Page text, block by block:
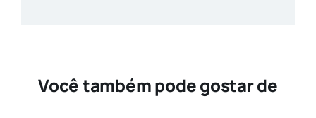
Você também pode gostar de